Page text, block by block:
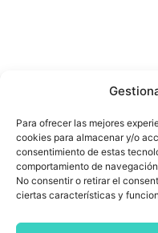
Para ofrecer las mejores
cookies para almacenar y/o
consentimiento de estas
comportamiento de
No consentir o retirar el
ciertas características y